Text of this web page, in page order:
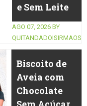
e Sem Leite
AGO 07, 2026 BY
QUITANDADOISIRMAOS
Biscoito de
Aveia com
Chocolate